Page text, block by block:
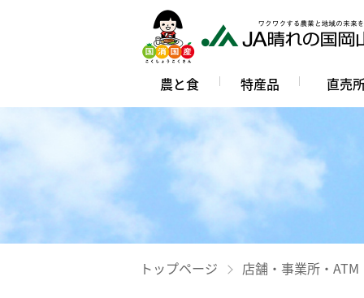
農と食 特産品 直売
トップページ 店舗・事業所・ATM